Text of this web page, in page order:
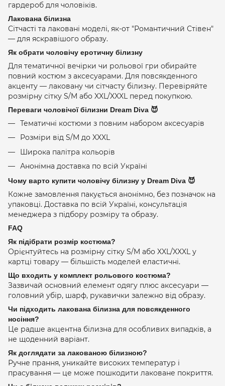
гардероб для чоловіків.
Лакована білизна
Сітчасті та лаковані моделі, як-от "Романтичний Стівен"
— для яскравішого образу.
Як обрати чоловічу еротичну білизну
Для тематичної вечірки чи рольової гри обирайте
повний костюм з аксесуарами. Для повсякденного
акценту — лаковану чи сітчасту білизну. Перевіряйте
розмірну сітку S/M або XXL/XXXL перед покупкою.
Переваги чоловічої білизни Dream Diva 😈
Тематичні костюми з повним набором аксесуарів
Розміри від S/M до XXXL
Широка палітра кольорів
Анонімна доставка по всій Україні
Чому варто купити чоловічу білизну у Dream Diva 😈
Кожне замовлення пакується анонімно, без позначок на
упаковці. Доставка по всій Україні, консультація
менеджера з підбору розміру та образу.
FAQ
Як підібрати розмір костюма?
Орієнтуйтесь на розмірну сітку S/M або XXL/XXXL у
картці товару — більшість моделей еластичні.
Що входить у комплект рольового костюма?
Зазвичай основний елемент одягу плюс аксесуари —
головний убір, шарф, рукавички залежно від образу.
Чи підходить лакована білизна для повсякденного
носіння?
Це радше акцентна білизна для особливих випадків, а
не щоденний варіант.
Як доглядати за лакованою білизною?
Ручне прання, уникайте високих температур і
прасування — це може пошкодити лаковане покриття.